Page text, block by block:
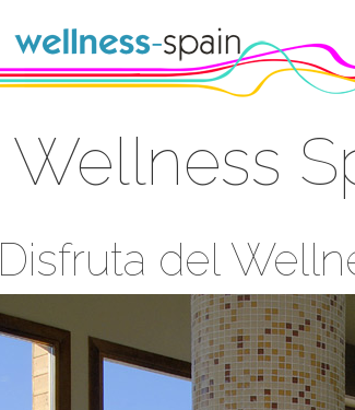
Wellness
Disfruta del